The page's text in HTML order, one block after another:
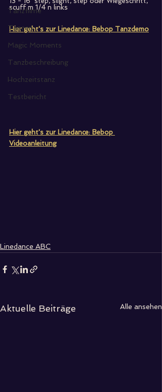
Tanzfilme
Tanzen
Magic Moments
Tanzbeschreibung
Hochzeitstanz
Testbericht
scuff m 1/4 n links
Hier geht's zur Linedance: Bebop Tanzdemo
Hier geht's zur Linedance: Bebop
Videoanleitung
Linedance ABC
Aktuelle Beiträge Alle ansehen